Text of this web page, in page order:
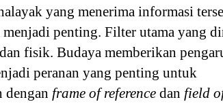
yang menerima informasi
menjadi penting. Filter utama yang
fisik. Budaya memberikan
peranan yang penting untuk
frame of reference dan field